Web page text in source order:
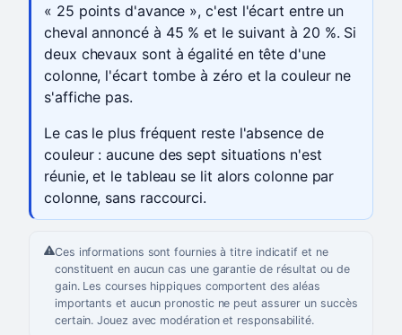
« 25 points d'avance », c'est l'écart entre un
cheval annoncé à 45 % et le suivant à 20 %. Si
deux chevaux sont à égalité en tête d'une
colonne, l'écart tombe à zéro et la couleur ne
s'affiche pas.
Le cas le plus fréquent reste l'absence de
couleur : aucune des sept situations n'est
réunie, et le tableau se lit alors colonne par
colonne, sans raccourci.
Ces informations sont fournies à titre indicatif et ne
constituent en aucun cas une garantie de résultat ou de
gain. Les courses hippiques comportent des aléas
importants et aucun pronostic ne peut assurer un succès
certain. Jouez avec modération et responsabilité.